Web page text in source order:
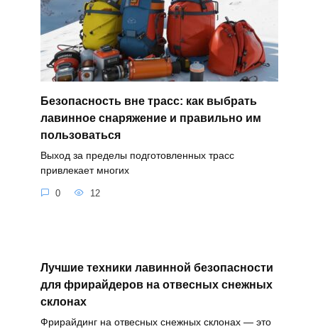
Безопасность вне трасс: как выбрать
лавинное снаряжение и правильно им
пользоваться
Выход за пределы подготовленных трасс
привлекает многих
0 12
Лучшие техники лавинной безопасности
для фрирайдеров на отвесных снежных
склонах
Фрирайдинг на отвесных снежных склонах — это